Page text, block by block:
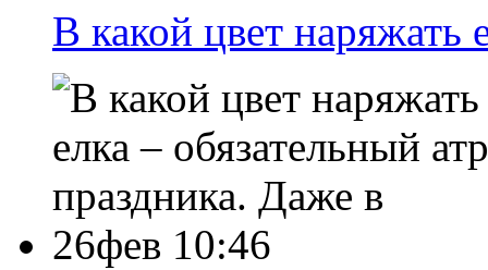
В какой цвет наряжать
елка – обязательный
праздника. Даже в
26фев 10:46